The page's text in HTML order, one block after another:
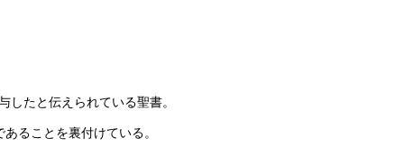
たと伝えられている聖書。
ることを裏付けている。